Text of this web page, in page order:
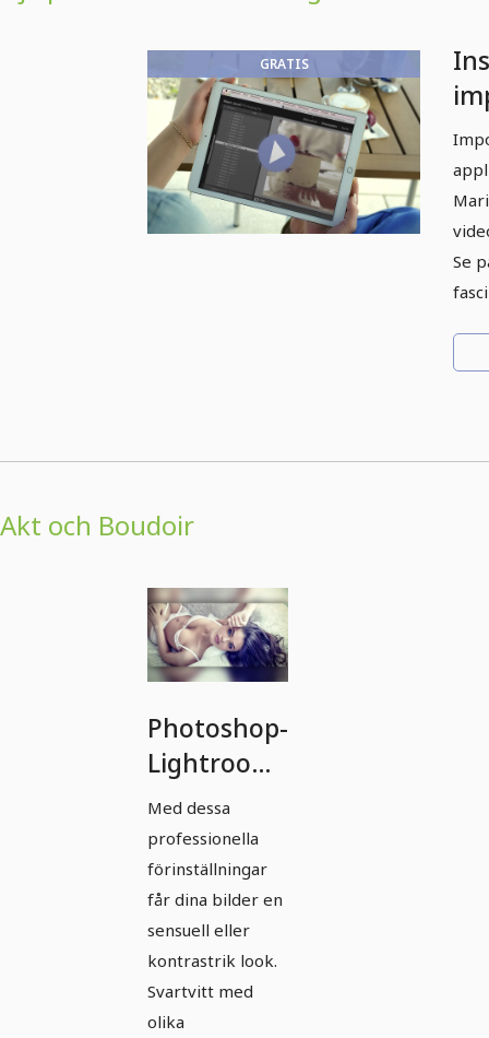
GRATIS
Se
Akt och Boudoir
Photoshop-
Lightroom-
Presets -
Akt och
Boudoir -
25 Looks
Med dessa
professionella
förinställningar
får dina bilder en
sensuell eller
kontrastrik look.
Svartvitt med
olika